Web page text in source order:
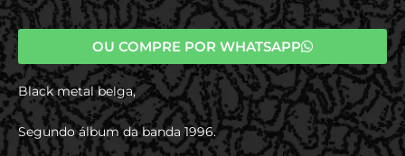
OU COMPRE POR WHATSAPP
Black metal belga,
Segundo álbum da banda 1996.